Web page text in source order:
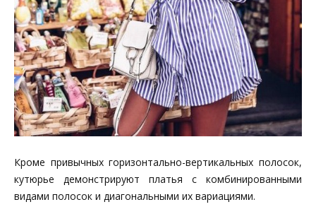
Кроме привычных горизонтально-вертикальных полосок,
кутюрье демонстрируют платья с комбинированными
видами полосок и диагональными их вариациями.